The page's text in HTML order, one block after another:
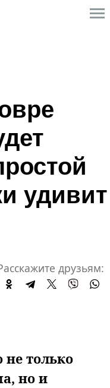
удивит
друзьям:
не только
но и